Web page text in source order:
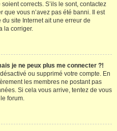
corrects. S’ils le sont, contactez
vous n’avez pas été banni. Il est
site Internet ait une erreur de
la corriger.
je ne peux plus me connecter ?!
ou supprimé votre compte. En
les membres ne postant pas
Si cela vous arrive, tentez de vous
forum.